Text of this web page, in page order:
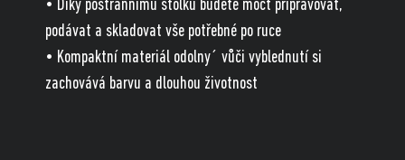
• Díky postrannímu stolku budete moct připravovat,
podávat a skladovat vše potřebné po ruce
• Kompaktní materiál odolny´ vůči vyblednutí si
zachovává barvu a dlouhou životnost